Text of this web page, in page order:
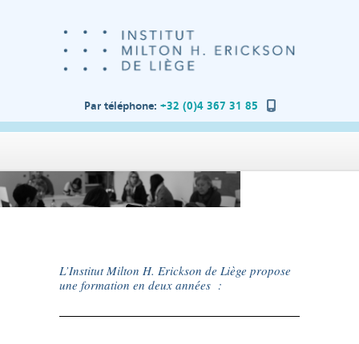
Par téléphone: +32 (0)4 367 31 85
L’Institut Milton H. Erickson de Liège propose
une formation en deux années :